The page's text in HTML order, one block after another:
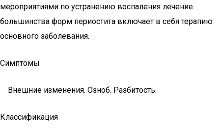
мероприятиями по устранению воспаления лечение
большинства форм периостита включает в себя терапию
основного заболевания.
Симптомы
Внешние изменения. Озноб. Разбитость.
Классификация